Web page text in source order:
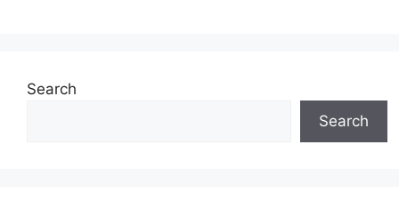
Search
Search